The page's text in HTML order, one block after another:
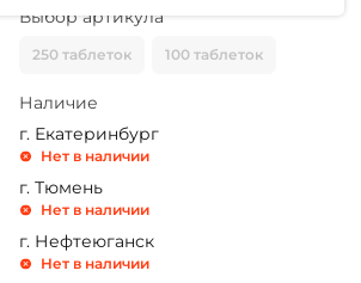
Выбор артикула
250 таблеток 100 таблеток
Наличие
г. Екатеринбург
Нет в наличии
г. Тюмень
Нет в наличии
г. Нефтеюганск
Нет в наличии